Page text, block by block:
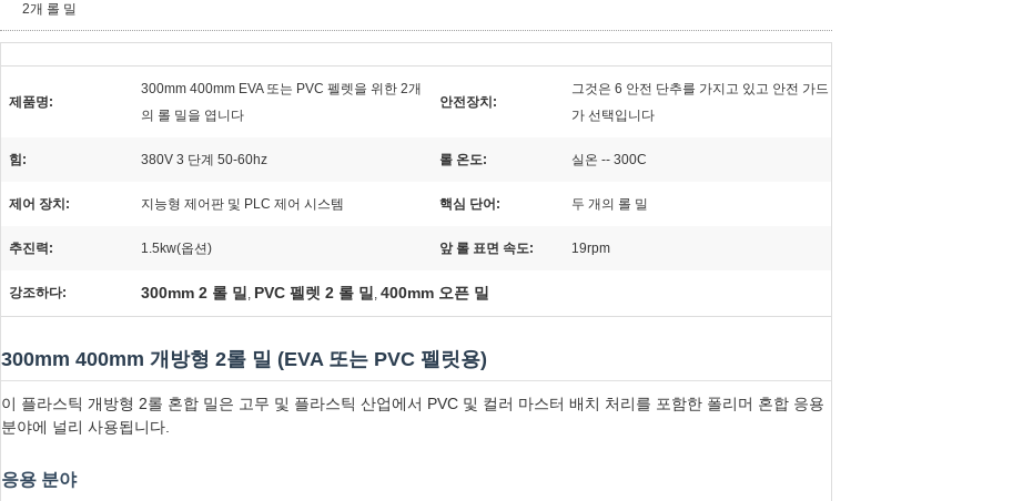
2개 롤 밀
제품명:
300mm 400mm EVA 또는 PVC 펠렛을 위한 2개
의 롤 밀을 엽니다
안전장치:
그것은 6 안전 단추를 가지고 있고 안전 가드
가 선택입니다
힘: 380V 3 단계 50-60hz 롤 온도: 실온 -- 300C
제어 장치: 지능형 제어판 및 PLC 제어 시스템 핵심 단어: 두 개의 롤 밀
추진력: 1.5kw(옵션) 앞 롤 표면 속도: 19rpm
강조하다: 300mm 2 롤 밀 , PVC 펠렛 2 롤 밀 , 400mm 오픈 밀
300mm 400mm 개방형 2롤 밀 (EVA 또는 PVC 펠릿용)
이 플라스틱 개방형 2롤 혼합 밀은 고무 및 플라스틱 산업에서 PVC 및 컬러 마스터 배치 처리를 포함한 폴리머 혼합 응용
분야에 널리 사용됩니다.
응용 분야